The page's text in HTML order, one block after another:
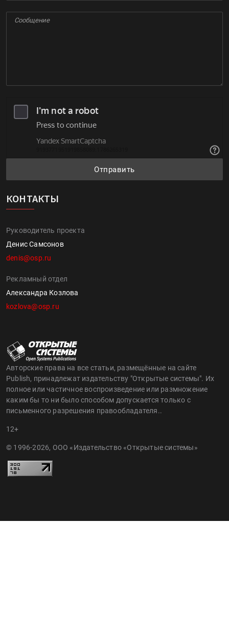
Отправить
КОНТАКТЫ
Руководитель проекта
Денис Самсонов
denis@osp.ru
Рекламный отдел
Александра Козлова
kozlova@osp.ru
Авторские права на все статьи, размещённые на сайте
Publish, принадлежат издательству "Открытые системы". Их
полное или частичное воспроизведение или размножение
каким бы то ни было способом допускается только с
письменного разрешения правообладателя..
12+
© 1996-2026, ООО «Издательство «Открытые системы»